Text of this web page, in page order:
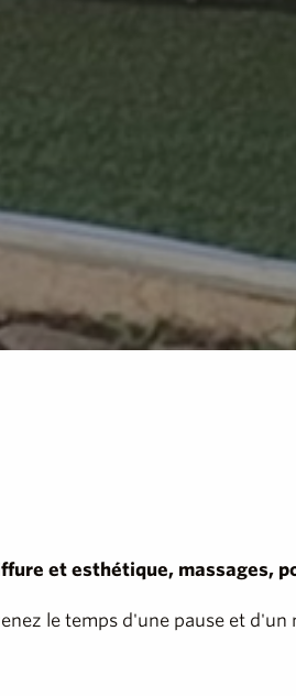
et esthétique, massages,
le temps d'une pause et